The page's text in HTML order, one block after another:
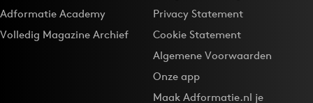
Adformatie Academy
Volledig Magazine Archief
Privacy Statement
Cookie Statement
Algemene Voorwaarden
Onze app
Maak Adformatie.nl je